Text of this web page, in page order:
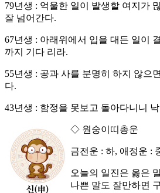
79년생 : 억울한 일이 발생할 여지가
잘 넘어간다.
67년생 : 아래위에서 입을 대든 일이
까지 기다 리라.
55년생 : 공과 사를 분명히 하지 않으
다.
43년생 : 함정을 못보고 돌아다니니
◇ 원숭이띠총운
금전운 : 하, 애정운 :
오늘의 일진은 옳은
나쁜 말도 잘만하면